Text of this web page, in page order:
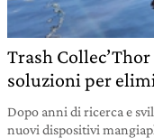
Trash
soluzioni per
Dopo anni di ricerca e
nuovi dispositivi